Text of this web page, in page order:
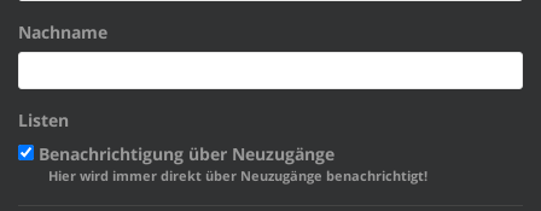
Nachname
Listen
Benachrichtigung über Neuzugänge
Hier wird immer direkt über Neuzugänge benachrichtigt!